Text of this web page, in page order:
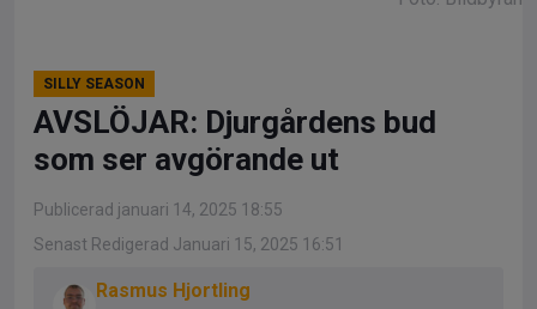
SILLY SEASON
AVSLÖJAR: Djurgårdens bud
som ser avgörande ut
Publicerad januari 14, 2025 18:55
Senast Redigerad Januari 15, 2025 16:51
Rasmus Hjortling